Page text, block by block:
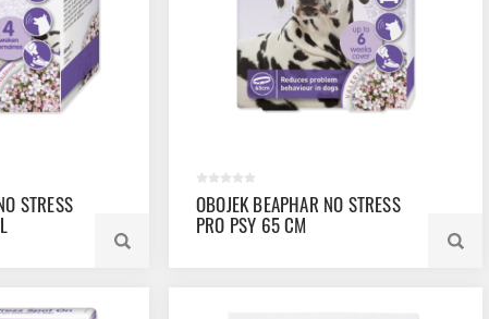
STRESS OBOJEK BEAPHAR NO STRESS
PRO PSY 65 CM